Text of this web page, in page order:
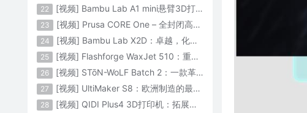
22 [视频] Bambu Lab A1 mini悬臂3D打印机：让多色打印成为标配
23 [视频] Prusa CORE One – 全封闭高速CoreXY 3D打印机配备主动腔体温度控制
24 [视频] Bambu Lab X2D：卓越，化繁为简！
25 [视频] Flashforge WaxJet 510：重新定义精度 专为K金珠宝铸造而生
26 [视频] STōN-WoLF Batch 2：一款革命性的“飞行龙门架”3D打印机
27 [视频] UltiMaker S8：欧洲制造的最快的桌面双材料专业3D打印机
28 [视频] QIDI Plus4 3D打印机：拓展您的想象力